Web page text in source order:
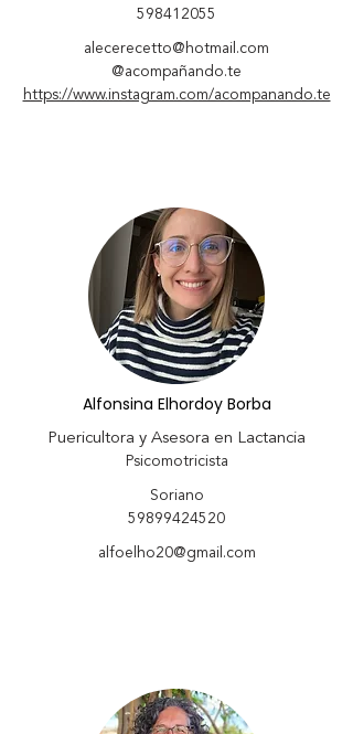
598412055
alecerecetto@hotmail.com
@acompañando.te
https://www.instagram.com/acompanando.te
Alfonsina Elhordoy Borba
Puericultora y Asesora en Lactancia
Psicomotricista
Soriano
59899424520
alfoelho20@gmail.com